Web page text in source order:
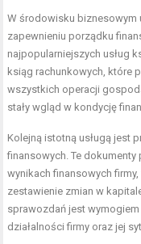
W środowisku biznesowym
zapewnieniu porządku
najpopularniejszych usług
ksiąg rachunkowych, które
wszystkich operacji
stały wgląd w kondycję
Kolejną istotną usługą jest
finansowych. Te
wynikach finansowych
zestawienie zmian w
sprawozdań jest
działalności firmy oraz jej